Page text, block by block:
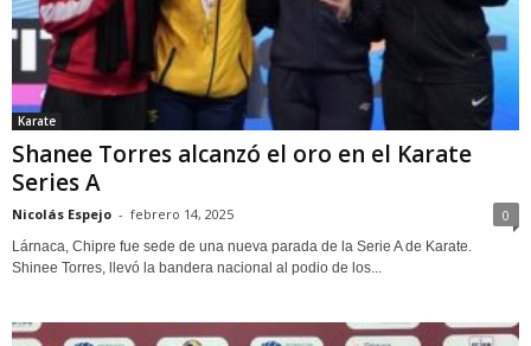
Karate
Shanee Torres alcanzó el oro en el Karate
Series A
Nicolás Espejo - febrero 14, 2025 0
Lárnaca, Chipre fue sede de una nueva parada de la Serie A de Karate.
Shinee Torres, llevó la bandera nacional al podio de los...